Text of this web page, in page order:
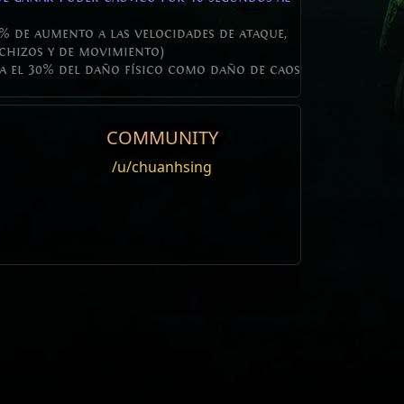
de aumento a las velocidades de ataque,
y de movimiento)
el 30% del daño físico como daño de caos
use of
COMMUNITY
/u/chuanhsing